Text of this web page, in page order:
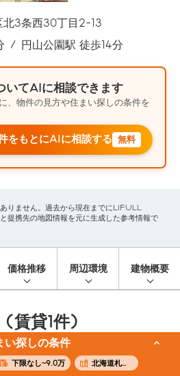
い探しの条件
下限なし~9.0万 北海道札幌市中央区
北3条西30丁目2-13
円山公園駅 徒歩14分
いてAIに相談できます
、物件の見方や住まい探しの条件を
をもとにAIに相談する 無料
りません。過去から現在までにLIFULL
提携先の地図情報を元に生成した参考情報で
価格推移 周辺環境 建物概要
(賃貸1件)